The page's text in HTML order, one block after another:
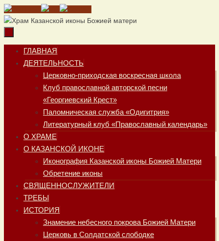
Перейти
к
Перейти
содержимому
ГЛАВНАЯ
ДЕЯТЕЛЬНОСТЬ
Церковно-приходская воскресная школа
Клуб православной авторской песни
«Георгиевский Крест»
Паломническая служба «Одигитрия»
Литературный клуб «Православный календарь»
О ХРАМЕ
О КАЗАНСКОЙ ИКОНЕ
Иконография Казанской иконы Божией Матери
Обретение иконы
СВЯЩЕННОСЛУЖИТЕЛИ
ТРЕБЫ
ИСТОРИЯ
Знамение небесного покрова Божией Матери
Церковь в Солдатской слободке